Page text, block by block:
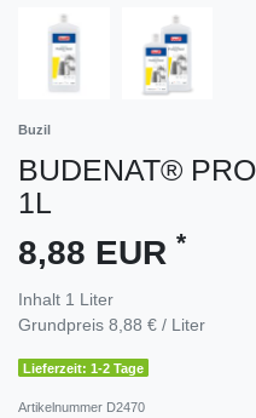
Buzil
BUDENAT®
1L
8,88 EUR *
Inhalt 1 Liter
Grundpreis 8,88 € / Liter
Lieferzeit: 1-2 Tage
Artikelnummer D2470